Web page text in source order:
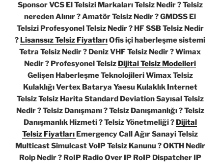
Sponsor VCS El Telsizi Markaları Telsiz Nedir ? Telsiz
nereden Alınır ? Amatör Telsiz Nedir ? GMDSS El
Telsizi Profesyonel Telsiz Nedir ? HF SSB Telsiz Nedir
? Lisanssız Telsiz FiyatlarıOfis içi haberleşme sistemi
Tetra Telsiz Nedir ? Deniz VHF Telsiz Nedir ? Wimax
Nedir ? Profesyonel Telsiz Dijital Telsiz Modelleri
Gelişen Haberleşme Teknolojileri Wimax Telsiz
Kulaklığı Vertex Batarya Yaesu Kulaklık Internet
Telsiz Telsiz Harita Standard Deviation Sayısal Telsiz
Nedir ? Telsiz Danışmanı ? Telsiz Danışmanlığı ? Telsiz
Danışmanlık Hizmeti ? Telsiz Yönetmeliği ? Dijital
Telsiz Fiyatları Emergency Call Ağır Sanayi Telsiz
Multicast Simulcast VoIP Telsiz Kanunu ? OKTH Nedir
Roip Nedir ? RoIP Radio Over IP RoIP Dispatcher IP